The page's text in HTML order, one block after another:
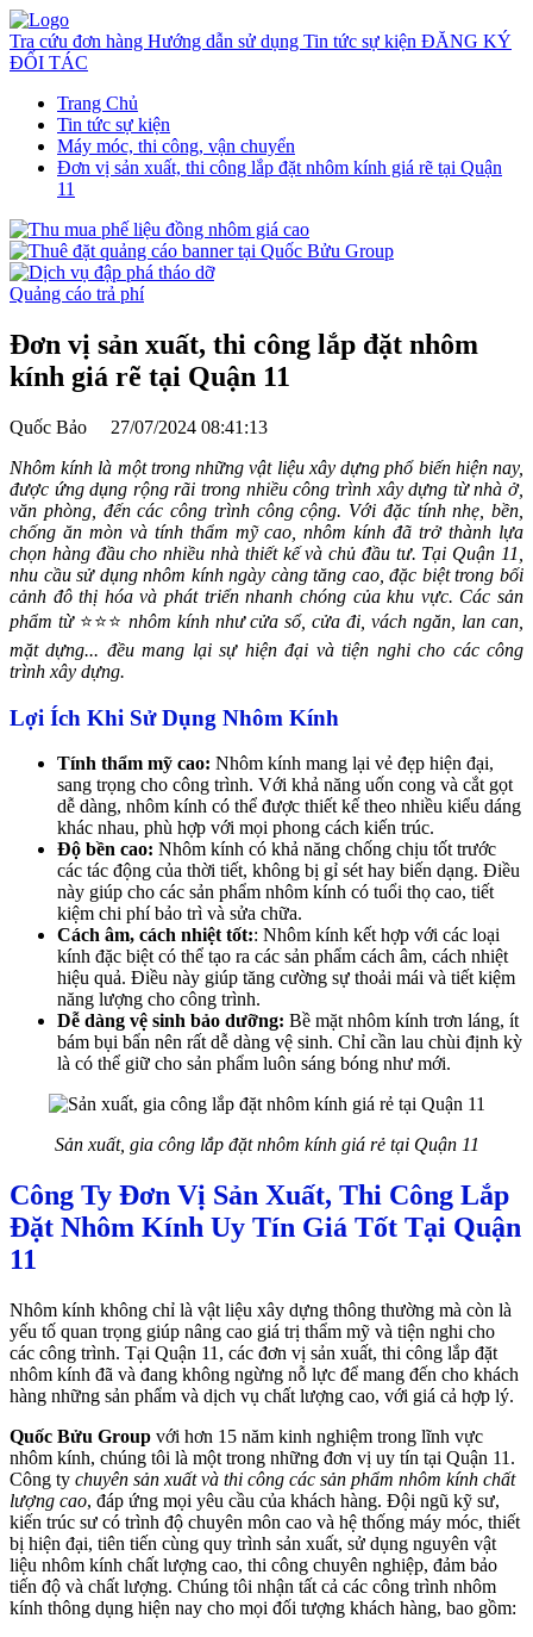
Tra cứu đơn hàng Hướng dẫn sử dụng Tin tức sự kiện ĐĂNG KÝ
ĐỐI TÁC
Trang Chủ
Tin tức sự kiện
Máy móc, thi công, vận chuyển
Đơn vị sản xuất, thi công lắp đặt nhôm kính giá rẽ tại Quận
11
Quảng cáo trả phí
Đơn vị sản xuất, thi công lắp đặt nhôm
kính giá rẽ tại Quận 11
Quốc Bảo 27/07/2024 08:41:13
Nhôm kính là một trong những vật liệu xây dựng phổ biến hiện nay,
được ứng dụng rộng rãi trong nhiều công trình xây dựng từ nhà ở,
văn phòng, đến các công trình công cộng. Với đặc tính nhẹ, bền,
chống ăn mòn và tính thẩm mỹ cao, nhôm kính đã trở thành lựa
chọn hàng đầu cho nhiều nhà thiết kế và chủ đầu tư. Tại Quận 11,
nhu cầu sử dụng nhôm kính ngày càng tăng cao, đặc biệt trong bối
cảnh đô thị hóa và phát triển nhanh chóng của khu vực. Các sản
phẩm từ ⭐⭐⭐ nhôm kính như cửa sổ, cửa đi, vách ngăn, lan can,
mặt dựng... đều mang lại sự hiện đại và tiện nghi cho các công
trình xây dựng.
Lợi Ích Khi Sử Dụng Nhôm Kính
Tính thẩm mỹ cao: Nhôm kính mang lại vẻ đẹp hiện đại,
sang trọng cho công trình. Với khả năng uốn cong và cắt gọt
dễ dàng, nhôm kính có thể được thiết kế theo nhiều kiểu dáng
khác nhau, phù hợp với mọi phong cách kiến trúc.
Độ bền cao: Nhôm kính có khả năng chống chịu tốt trước
các tác động của thời tiết, không bị gỉ sét hay biến dạng. Điều
này giúp cho các sản phẩm nhôm kính có tuổi thọ cao, tiết
kiệm chi phí bảo trì và sửa chữa.
Cách âm, cách nhiệt tốt:: Nhôm kính kết hợp với các loại
kính đặc biệt có thể tạo ra các sản phẩm cách âm, cách nhiệt
hiệu quả. Điều này giúp tăng cường sự thoải mái và tiết kiệm
năng lượng cho công trình.
Dễ dàng vệ sinh bảo dưỡng: Bề mặt nhôm kính trơn láng, ít
bám bụi bẩn nên rất dễ dàng vệ sinh. Chỉ cần lau chùi định kỳ
là có thể giữ cho sản phẩm luôn sáng bóng như mới.
Sản xuất, gia công lắp đặt nhôm kính giá rẻ tại Quận 11
Công Ty Đơn Vị Sản Xuất, Thi Công Lắp
Đặt Nhôm Kính Uy Tín Giá Tốt Tại Quận
11
Nhôm kính không chỉ là vật liệu xây dựng thông thường mà còn là
yếu tố quan trọng giúp nâng cao giá trị thẩm mỹ và tiện nghi cho
các công trình. Tại Quận 11, các đơn vị sản xuất, thi công lắp đặt
nhôm kính đã và đang không ngừng nỗ lực để mang đến cho khách
hàng những sản phẩm và dịch vụ chất lượng cao, với giá cả hợp lý.
Quốc Bửu Group với hơn 15 năm kinh nghiệm trong lĩnh vực
nhôm kính, chúng tôi là một trong những đơn vị uy tín tại Quận 11.
Công ty chuyên sản xuất và thi công các sản phẩm nhôm kính chất
lượng cao, đáp ứng mọi yêu cầu của khách hàng. Đội ngũ kỹ sư,
kiến trúc sư có trình độ chuyên môn cao và hệ thống máy móc, thiết
bị hiện đại, tiên tiến cùng quy trình sản xuất, sử dụng nguyên vật
liệu nhôm kính chất lượng cao, thi công chuyên nghiệp, đảm bảo
tiến độ và chất lượng. Chúng tôi nhận tất cả các công trình nhôm
kính thông dụng hiện nay cho mọi đối tượng khách hàng, bao gồm: